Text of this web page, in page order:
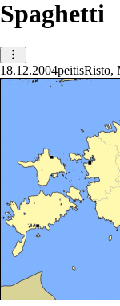
Spaghetti
18.12.2004peitisRisto,